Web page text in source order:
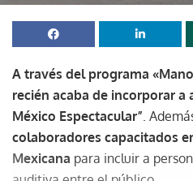
A través del programa
recién acaba de incorporar a
México Espectacular”.
colaboradores capacitados
Mexicana para incluir a